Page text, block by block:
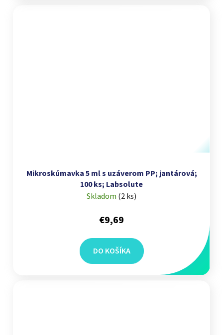
Mikroskúmavka 5 ml s uzáverom PP; jantárová;
100 ks; Labsolute
Skladom (2 ks)
€9,69
DO KOŠÍKA